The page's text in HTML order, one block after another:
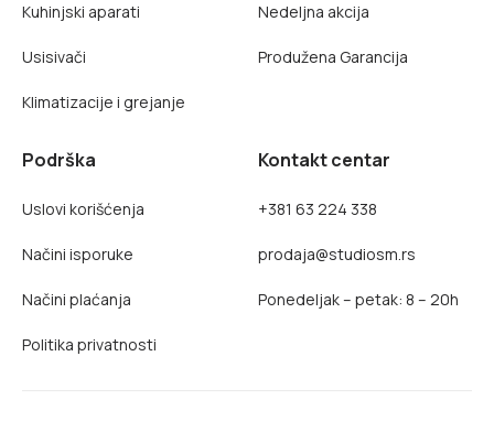
Kuhinjski aparati
Usisivači
Klimatizacije i grejanje
Nedeljna akcija
Produžena Garancija
Podrška
Uslovi korišćenja
Načini isporuke
Načini plaćanja
Politika privatnosti
Kontakt centar
+381 63 224 338
prodaja@studiosm.rs
Ponedeljak – petak: 8 – 20h